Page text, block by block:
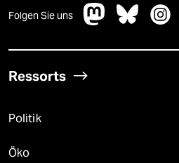
Folgen Sie uns
Ressorts
Politik
Öko